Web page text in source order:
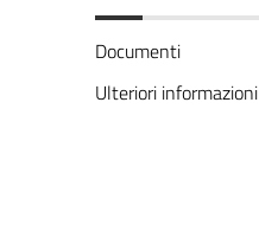
Documenti
Ulteriori informazioni